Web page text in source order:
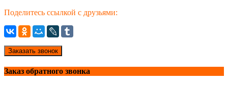
Поделитесь ссылкой с друзьями:
Заказать звонок
Заказ обратного звонка